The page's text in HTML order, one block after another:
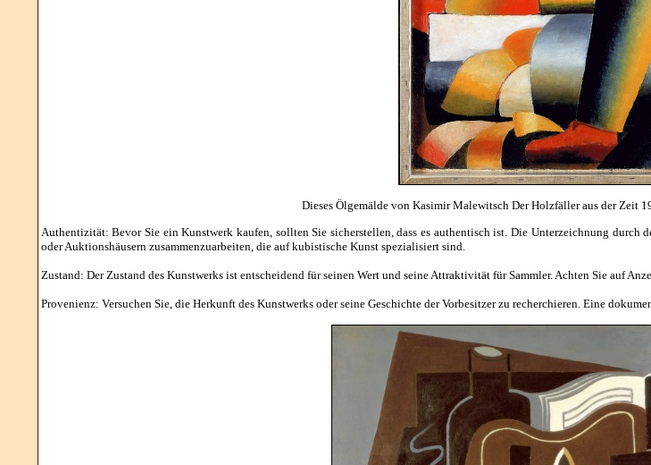
Dieses Ölgemälde von Kasimir Malewitsch Der Holzfäller aus der Zeit
Authentizität: Bevor Sie ein Kunstwerk kaufen, sollten Sie sicherstellen, dass es authentisch ist. Die Unterzeichnung
oder Auktionshäusern zusammenzuarbeiten, die auf kubistische Kunst spezialisiert sind.
Zustand: Der Zustand des Kunstwerks ist entscheidend für seinen Wert und seine Attraktivität für Sammler. Achten Sie auf
Provenienz: Versuchen Sie, die Herkunft des Kunstwerks oder seine Geschichte der Vorbesitzer zu recherchieren. Eine